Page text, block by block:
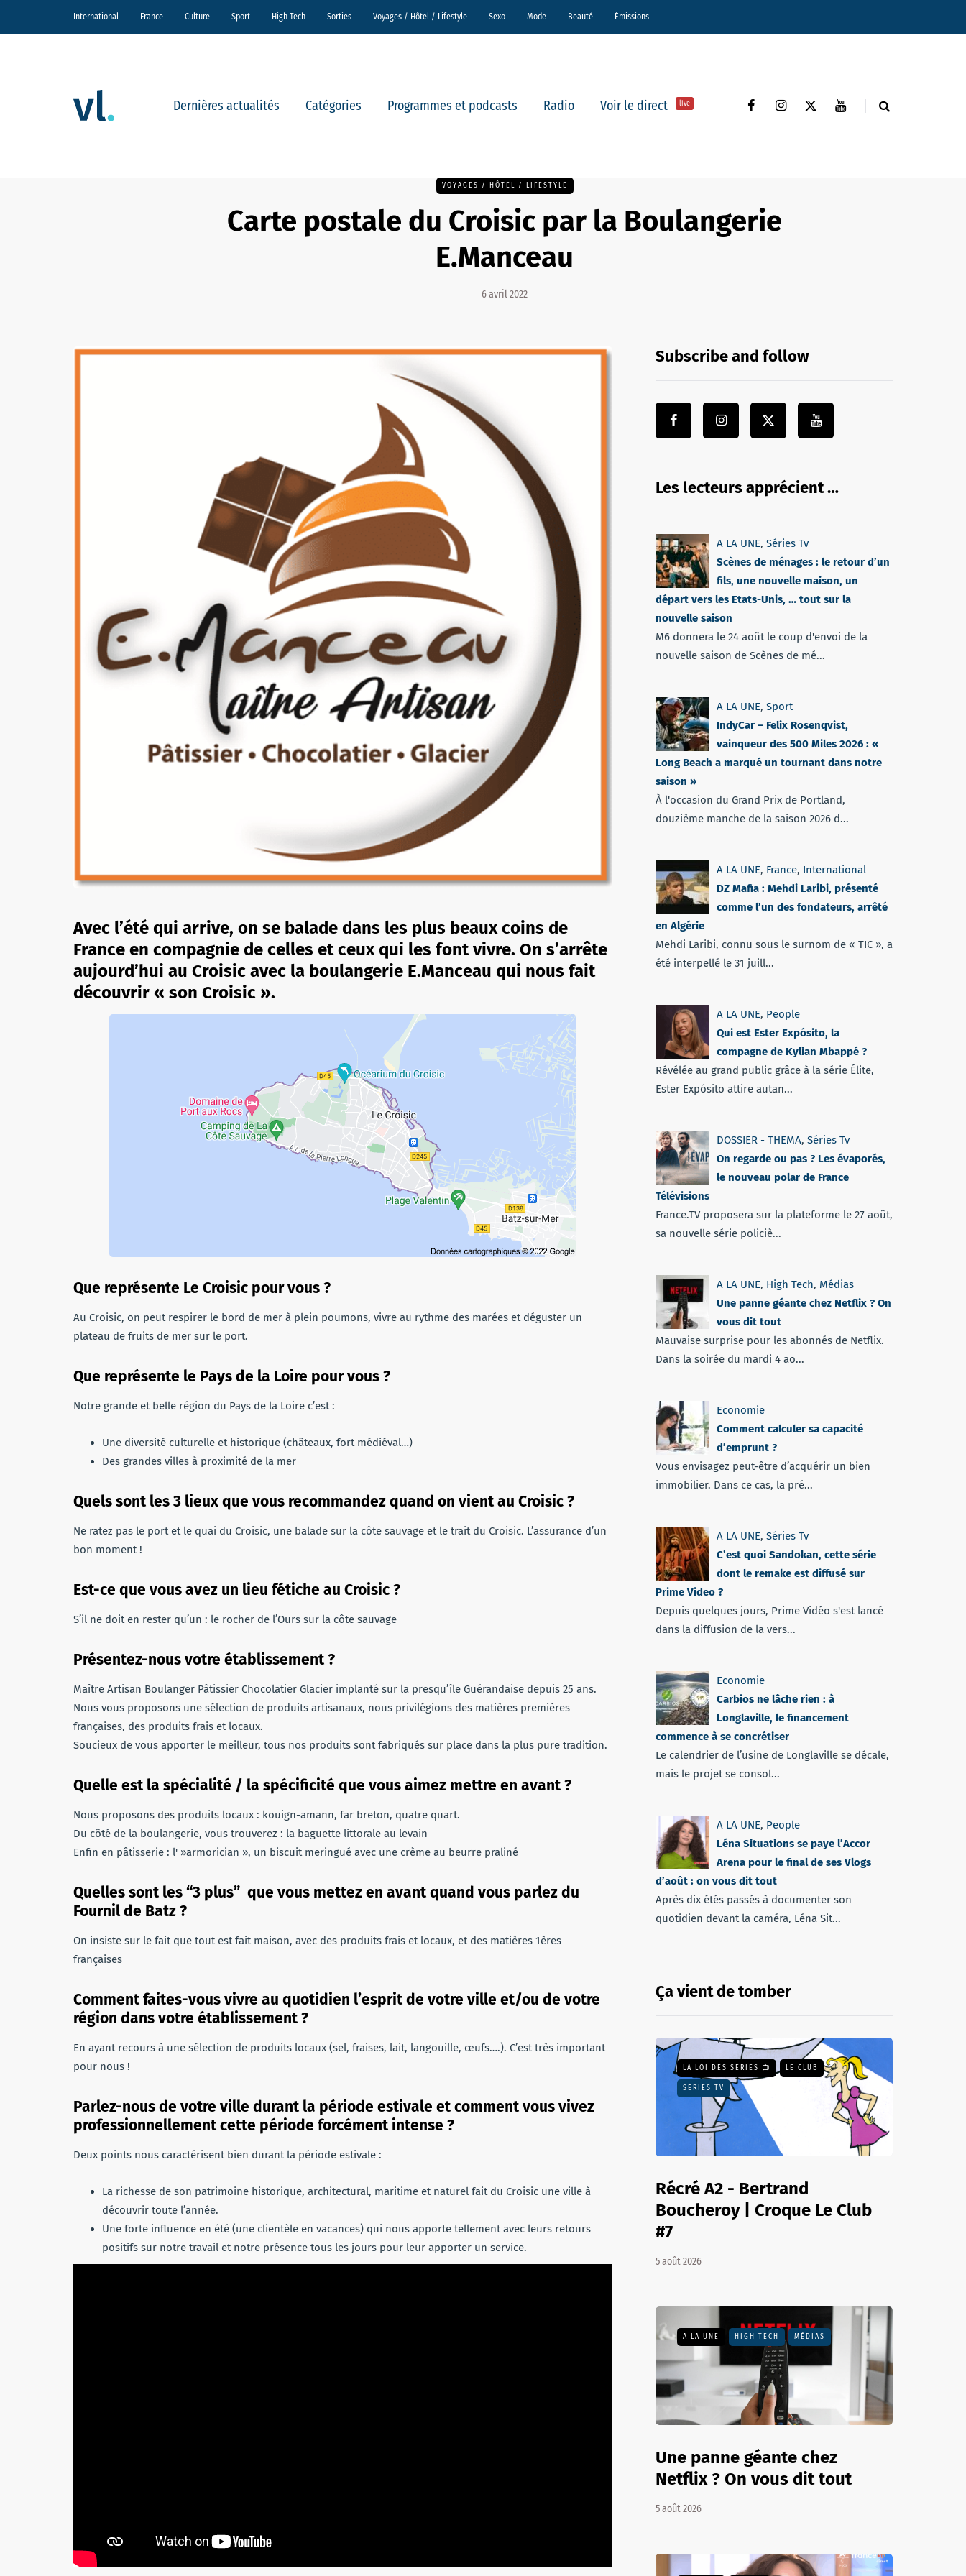
International France Culture Sport High Tech Sorties Voyages / Hôtel / Lifestyle Sexo Mode Beauté Émissions
Dernières actualités Catégories Programmes et podcasts Radio Voir le direct live
VOYAGES / HÔTEL / LIFESTYLE
Carte postale du Croisic par la Boulangerie
E.Manceau
6 avril 2022
Avec l’été qui arrive, on se balade dans les plus beaux coins de
France en compagnie de celles et ceux qui les font vivre. On s’arrête
aujourd’hui au Croisic avec la boulangerie E.Manceau qui nous fait
découvrir « son Croisic ».
Que représente Le Croisic pour vous ?
Au Croisic, on peut respirer le bord de mer à plein poumons, vivre au rythme des marées et déguster un
plateau de fruits de mer sur le port.
Que représente le Pays de la Loire pour vous ?
Notre grande et belle région du Pays de la Loire c’est :
Une diversité culturelle et historique (châteaux, fort médiéval…)
Des grandes villes à proximité de la mer
Quels sont les 3 lieux que vous recommandez quand on vient au Croisic ?
Ne ratez pas le port et le quai du Croisic, une balade sur la côte sauvage et le trait du Croisic. L’assurance d’un
bon moment !
Est-ce que vous avez un lieu fétiche au Croisic ?
S’il ne doit en rester qu’un : le rocher de l’Ours sur la côte sauvage
Présentez-nous votre établissement ?
Maître Artisan Boulanger Pâtissier Chocolatier Glacier implanté sur la presqu’île Guérandaise depuis 25 ans.
Nous vous proposons une sélection de produits artisanaux, nous privilégions des matières premières
françaises, des produits frais et locaux.
Soucieux de vous apporter le meilleur, tous nos produits sont fabriqués sur place dans la plus pure tradition.
Quelle est la spécialité / la spécificité que vous aimez mettre en avant ?
Nous proposons des produits locaux : kouign-amann, far breton, quatre quart.
Du côté de la boulangerie, vous trouverez : la baguette littorale au levain
Enfin en pâtisserie : l' »armorician », un biscuit meringué avec une crème au beurre praliné
Quelles sont les “3 plus” que vous mettez en avant quand vous parlez du
Fournil de Batz ?
On insiste sur le fait que tout est fait maison, avec des produits frais et locaux, et des matières 1ères
françaises
Comment faites-vous vivre au quotidien l’esprit de votre ville et/ou de votre
région dans votre établissement ?
En ayant recours à une sélection de produits locaux (sel, fraises, lait, langouille, œufs….). C’est très important
pour nous !
Parlez-nous de votre ville durant la période estivale et comment vous vivez
professionnellement cette période forcément intense ?
Deux points nous caractérisent bien durant la période estivale :
La richesse de son patrimoine historique, architectural, maritime et naturel fait du Croisic une ville à
découvrir toute l’année.
Une forte influence en été (une clientèle en vacances) qui nous apporte tellement avec leurs retours
positifs sur notre travail et notre présence tous les jours pour leur apporter un service.
Subscribe and follow
Les lecteurs apprécient …
A LA UNE, Séries Tv
Scènes de ménages : le retour d’un
fils, une nouvelle maison, un
départ vers les Etats-Unis, … tout sur la
nouvelle saison
M6 donnera le 24 août le coup d'envoi de la
nouvelle saison de Scènes de mé...
A LA UNE, Sport
IndyCar – Felix Rosenqvist,
vainqueur des 500 Miles 2026 : «
Long Beach a marqué un tournant dans notre
saison »
À l'occasion du Grand Prix de Portland,
douzième manche de la saison 2026 d...
A LA UNE, France, International
DZ Mafia : Mehdi Laribi, présenté
comme l’un des fondateurs, arrêté
en Algérie
Mehdi Laribi, connu sous le surnom de « TIC », a
été interpellé le 31 juill...
A LA UNE, People
Qui est Ester Expósito, la
compagne de Kylian Mbappé ?
Révélée au grand public grâce à la série Élite,
Ester Expósito attire autan...
DOSSIER - THEMA, Séries Tv
On regarde ou pas ? Les évaporés,
le nouveau polar de France
Télévisions
France.TV proposera sur la plateforme le 27 août,
sa nouvelle série policiè...
A LA UNE, High Tech, Médias
Une panne géante chez Netflix ? On
vous dit tout
Mauvaise surprise pour les abonnés de Netflix.
Dans la soirée du mardi 4 ao...
Economie
Comment calculer sa capacité
d’emprunt ?
Vous envisagez peut-être d’acquérir un bien
immobilier. Dans ce cas, la pré...
A LA UNE, Séries Tv
C’est quoi Sandokan, cette série
dont le remake est diffusé sur
Prime Video ?
Depuis quelques jours, Prime Vidéo s'est lancé
dans la diffusion de la vers...
Economie
Carbios ne lâche rien : à
Longlaville, le financement
commence à se concrétiser
Le calendrier de l’usine de Longlaville se décale,
mais le projet se consol...
A LA UNE, People
Léna Situations se paye l’Accor
Arena pour le final de ses Vlogs
d’août : on vous dit tout
Après dix étés passés à documenter son
quotidien devant la caméra, Léna Sit...
Ça vient de tomber
LA LOI DES SÉRIES 📺 LE CLUB
SÉRIES TV
Récré A2 - Bertrand
Boucheroy | Croque Le Club
#7
5 août 2026
A LA UNE HIGH TECH MÉDIAS
Une panne géante chez
Netflix ? On vous dit tout
5 août 2026